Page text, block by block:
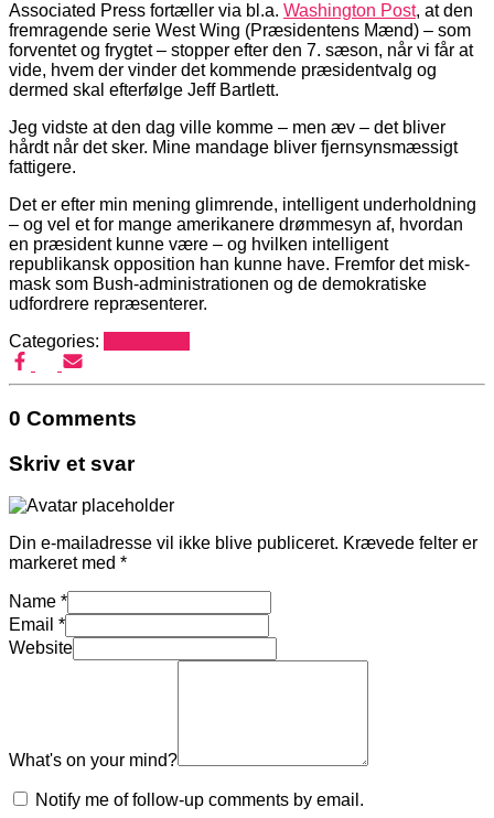
Associated Press fortæller via bl.a. Washington Post, at den
fremragende serie West Wing (Præsidentens Mænd) – som
forventet og frygtet – stopper efter den 7. sæson, når vi får at
vide, hvem der vinder det kommende præsidentvalg og
dermed skal efterfølge Jeff Bartlett.
Jeg vidste at den dag ville komme – men æv – det bliver
hårdt når det sker. Mine mandage bliver fjernsynsmæssigt
fattigere.
Det er efter min mening glimrende, intelligent underholdning
– og vel et for mange amerikanere drømmesyn af, hvordan
en præsident kunne være – og hvilken intelligent
republikansk opposition han kunne have. Fremfor det misk-
mask som Bush-administrationen og de demokratiske
udfordrere repræsenterer.
Categories:
0 Comments
Skriv et svar
Din e-mailadresse vil ikke blive publiceret. Krævede felter er
markeret med *
Name *
Email *
Website
What's on your mind?
Notify me of follow-up comments by email.